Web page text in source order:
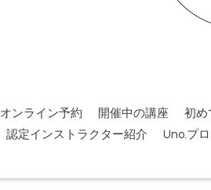
オンライン予約 開催中の講座 初め
認定インストラクター紹介 Uno.プ